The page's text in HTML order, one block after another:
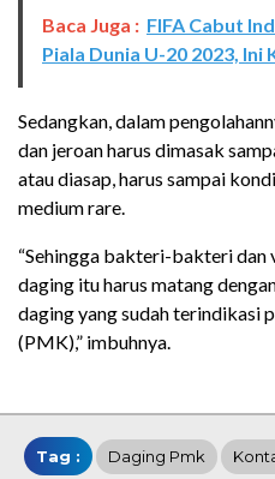
Baca Juga : FIFA Cabut
Piala Dunia U-20 2023, Ini
Sedangkan, dalam
dan jeroan harus dimasak
atau diasap, harus sampai
medium rare.
“Sehingga bakteri-bakteri dan
daging itu harus matang
daging yang sudah terindikasi
(PMK),” imbuhnya.
Tag : Daging Pmk